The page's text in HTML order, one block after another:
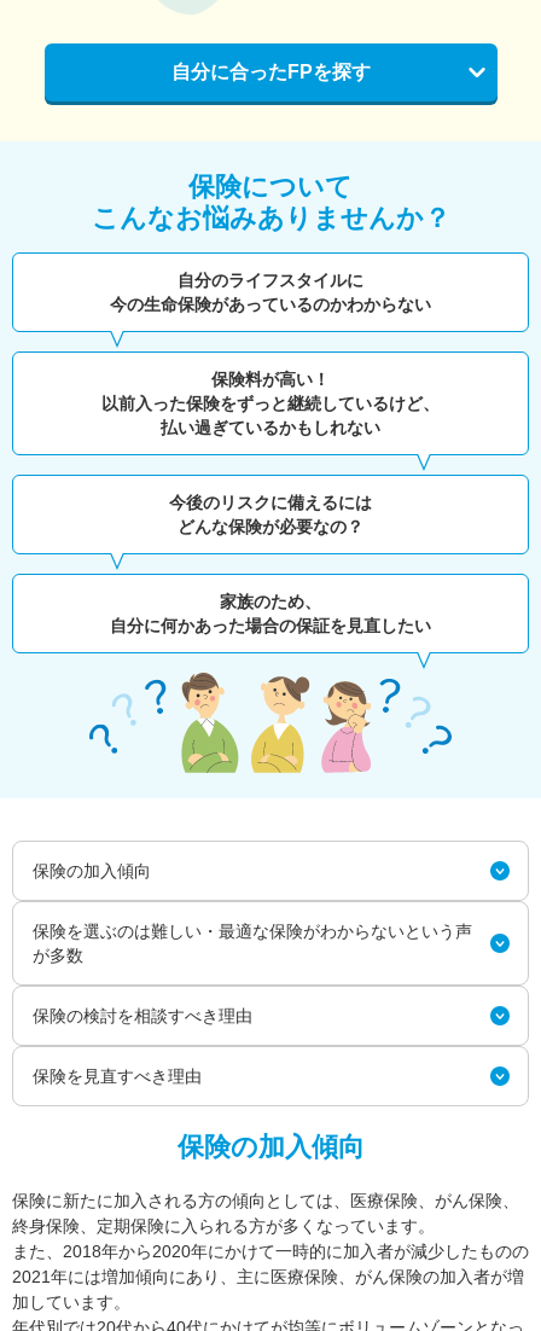
自分に合ったFPを探す
保険について
こんなお悩みありませんか？
自分のライフスタイルに
今の生命保険があっているのかわからない
保険料が高い！
以前入った保険をずっと継続しているけど、
払い過ぎているかもしれない
今後のリスクに備えるには
どんな保険が必要なの？
家族のため、
自分に何かあった場合の保証を見直したい
保険の加入傾向
保険を選ぶのは難しい・最適な保険がわからないという声
が多数
保険の検討を相談すべき理由
保険を見直すべき理由
保険の加入傾向
保険に新たに加入される方の傾向としては、医療保険、がん保険、
終身保険、定期保険に入られる方が多くなっています。
また、2018年から2020年にかけて一時的に加入者が減少したものの
2021年には増加傾向にあり、主に医療保険、がん保険の加入者が増
加しています。